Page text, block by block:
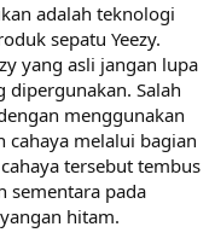
adalah teknologi
sepatu Yeezy.
yang asli jangan lupa
Salah
menggunakan
cahaya melalui bagian
tersebut tembus
sementara pada
hitam.